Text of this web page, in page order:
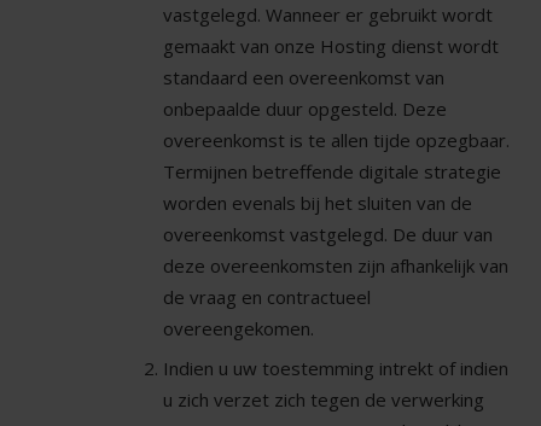
vastgelegd. Wanneer er gebruikt wordt
gemaakt van onze Hosting dienst wordt
standaard een overeenkomst van
onbepaalde duur opgesteld. Deze
overeenkomst is te allen tijde opzegbaar.
Termijnen betreffende digitale strategie
worden evenals bij het sluiten van de
overeenkomst vastgelegd. De duur van
deze overeenkomsten zijn afhankelijk van
de vraag en contractueel
overeengekomen.
Indien u uw toestemming intrekt of indien
u zich verzet zich tegen de verwerking